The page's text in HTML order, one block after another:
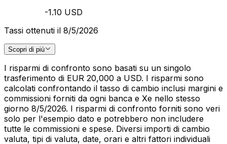
-1.10 USD
Tassi ottenuti il 8/5/2026
Scopri di più
I risparmi di confronto sono basati su un singolo
trasferimento di EUR 20,000 a USD. I risparmi sono
calcolati confrontando il tasso di cambio inclusi margini e
commissioni forniti da ogni banca e Xe nello stesso
giorno 8/5/2026. I risparmi di confronto forniti sono veri
solo per l'esempio dato e potrebbero non includere
tutte le commissioni e spese. Diversi importi di cambio
valuta, tipi di valuta, date, orari e altri fattori individuali